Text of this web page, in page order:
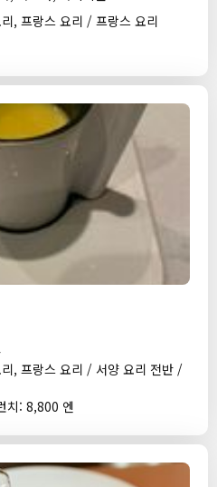
, 프랑스 요리 / 프랑스 요리
, 프랑스 요리 / 서양 요리 전반 /
치: 8,800 엔